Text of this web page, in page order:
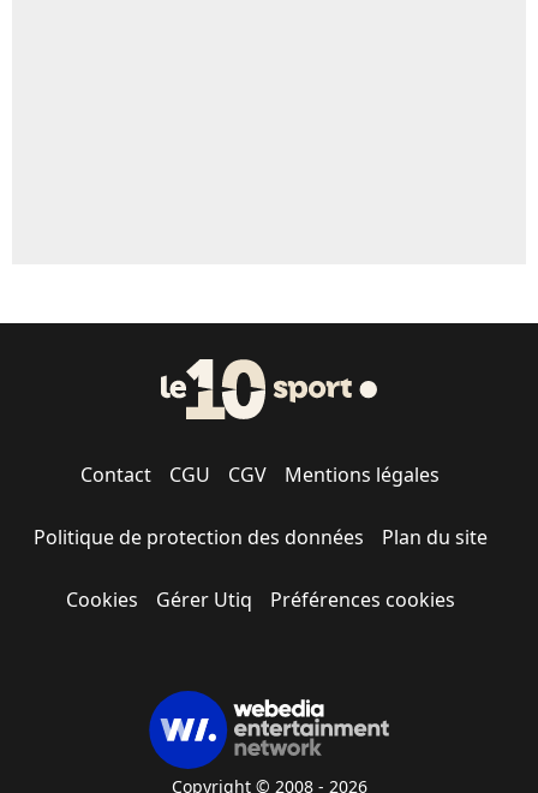
Contact CGU CGV Mentions légales
Politique de protection des données Plan du site
Cookies Gérer Utiq Préférences cookies
Copyright © 2008 - 2026